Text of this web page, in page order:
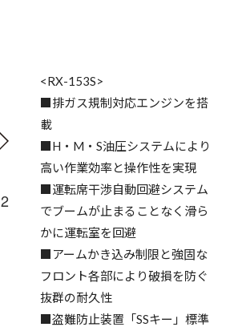
2
<RX-153S>
■排ガス規制対応エンジンを搭
載
■H・M・S油圧システムにより
高い作業効率と操作性を実現
■運転席干渉自動回避システム
でブームが止まることなく滑ら
かに運転室を回避
■アームかき込み制限と強固な
フロント各部により破損を防ぐ
抜群の耐久性
■盗難防止装置「SSキー」標準